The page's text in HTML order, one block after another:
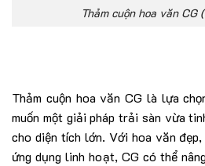
Thảm cuộn hoa văn CG
Thảm cuộn hoa văn CG là lựa
muốn một giải pháp trải sàn vừa
cho diện tích lớn. Với hoa văn
ứng dụng linh hoạt, CG có thể